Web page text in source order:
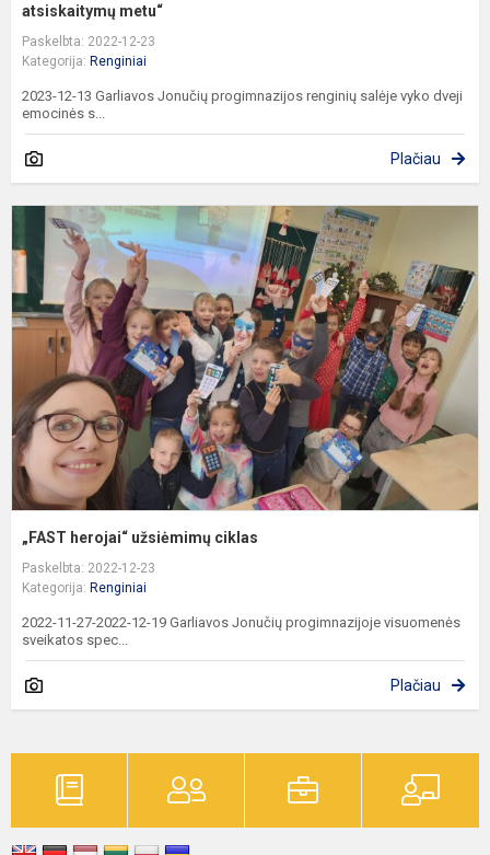
atsiskaitymų metu“
Paskelbta: 2022-12-23
Kategorija: Renginiai
2023-12-13 Garliavos Jonučių progimnazijos renginių salėje vyko dveji
emocinės s...
Plačiau
„FAST herojai“ užsiėmimų ciklas
Paskelbta: 2022-12-23
Kategorija: Renginiai
2022-11-27-2022-12-19 Garliavos Jonučių progimnazijoje visuomenės
sveikatos spec...
Plačiau